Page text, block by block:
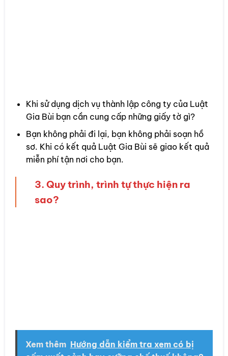
Khi sử dụng dịch vụ thành lập công ty của Luật
Gia Bùi bạn cần cung cấp những giấy tờ gì?
Bạn không phải đi lại, bạn không phải soạn hồ
sơ. Khi có kết quả Luật Gia Bùi sẽ giao kết quả
miễn phí tận nơi cho bạn.
3. Quy trình, trình tự thực hiện ra
sao?
Xem thêm Hướng dẫn kiểm tra xem có bị